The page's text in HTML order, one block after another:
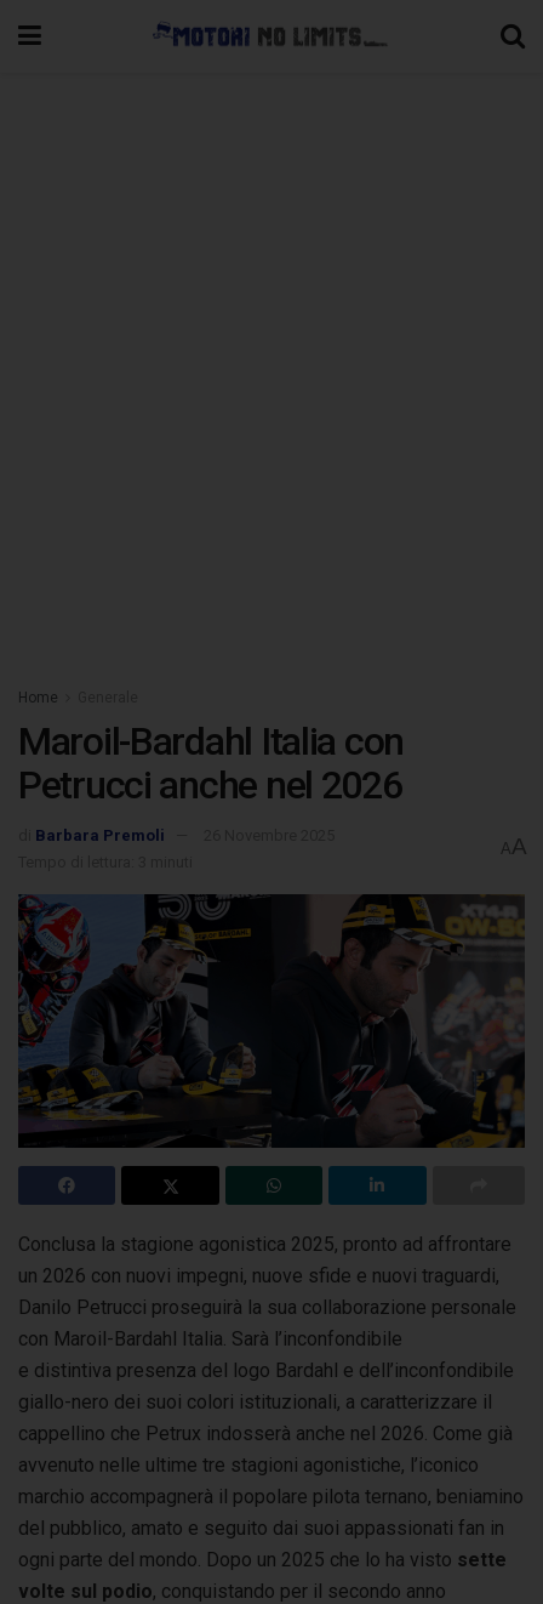
Home
Maroil-Bardahl Italia con
Petrucci anche nel 2026
Barbara Premoli
AA
Conclusa la stagione agonistica 2025, pronto ad affrontare
un 2026 con nuovi impegni, nuove sfide e nuovi traguardi,
Danilo Petrucci proseguirà la sua collaborazione personale
con Maroil-Bardahl Italia. Sarà l’inconfondibile
e distintiva presenza del logo Bardahl e dell’inconfondibile
giallo-nero dei suoi colori istituzionali, a caratterizzare il
cappellino che Petrux indosserà anche nel 2026. Come già
avvenuto nelle ultime tre stagioni agonistiche, l’iconico
marchio accompagnerà il popolare pilota ternano, beniamino
del pubblico, amato e seguito dai suoi appassionati fan in
ogni parte del mondo. Dopo un 2025 che lo ha visto sette
volte sul podio, conquistando per il secondo anno